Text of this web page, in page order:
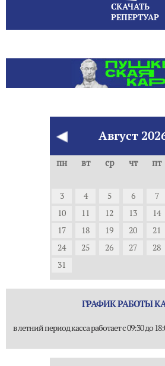
СКАЧАТЬ
РЕПЕРТУАР
Август
пн вт ср чт пт
3
4 5 6 7
10
11 12 13 14
17
18 19 20 21
24
25 26 27 28
31
ГРАФИК РАБОТЫ
в летний период касса работает с 09:30 до